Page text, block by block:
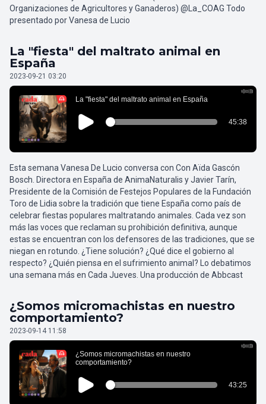
Organizaciones de Agricultores y Ganaderos) @La_COAG Todo
presentado por Vanesa de Lucio
La "fiesta" del maltrato animal en
España
2023-09-21 03:20
Esta semana Vanesa De Lucio conversa con Con Aïda Gascón
Bosch. Directora en España de AnimaNaturalis y Javier Tarín,
Presidente de la Comisión de Festejos Populares de la Fundación
Toro de Lidia sobre la tradición que tiene España como país de
celebrar fiestas populares maltratando animales. Cada vez son
más las voces que reclaman su prohibición definitiva, aunque
estas se encuentran con los defensores de las tradiciones, que se
niegan en rotundo. ¿Tiene solución? ¿Qué dice el gobierno al
respecto? ¿Quién piensa en el sufrimiento animal? Lo debatimos
una semana más en Cada Jueves. Una producción de Abbcast
¿Somos micromachistas en nuestro
comportamiento?
2023-09-14 11:58